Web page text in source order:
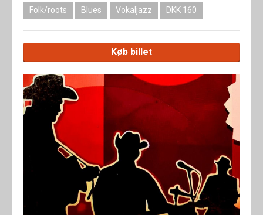
SHOP
Folk/roots Blues Vokaljazz DKK 160
Køb billet